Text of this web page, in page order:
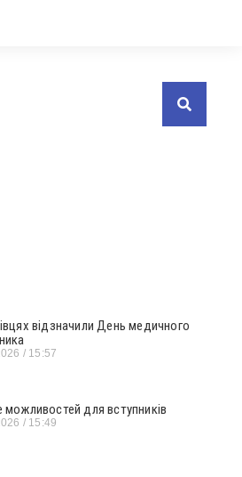
відзначили День медичного
15:57
можливостей для вступників
15:49